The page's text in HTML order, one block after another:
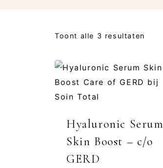
Toont alle 3 resultaten
Hyaluronic Serum
Skin Boost – c/o
GERD